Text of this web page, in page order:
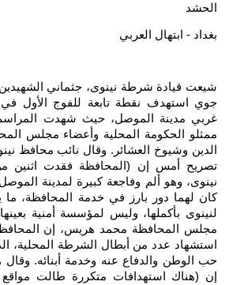
الحشد
بغداد - ابتهال العربي
شيعت قيادة شرطة نينوى، جثماني
جوي استهدف نقطة تابعة للفوج الأول
غربي مدينة الموصل، حيث شهدت
ممثلو الحكومة المحلية وأعضاء مجلس
الدين وشيوخ العشائر. وقال نائب محافظ
تصريح أمس إن (المحافظة فقدت اثنين
نينوى، وهو ألم وفاجعة كبيرة لمدينة
كان لهما دور بارز في خدمة المحافظة،
لنينوى بأكملها، وليس لمؤسسة أمنية
مجلس المحافظة محمد هريس، إن
استشهاد عدد من أبطال الشرطة المحلية،
حب الوطن والدفاع عنه وخدمة أبنائه.
إن (هناك استهدافات متكررة طالت